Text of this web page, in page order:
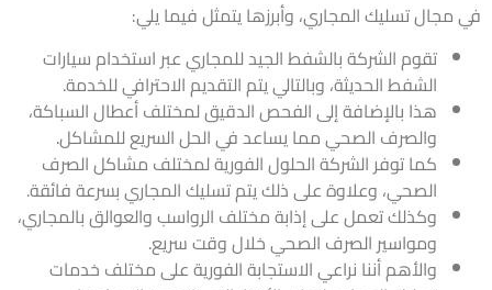
تسليك المجاري، وأبرزها يتمثل فيما يلي:
تقوم الشركة بالشفط الجيد للمجاري عبر استخدام سيارات
الشفط الحديثة، وبالتالي يتم التقديم الاحترافي للخدمة.
هذا بالإضافة إلى الفحص الدقيق لمختلف أعطال السباكة،
والصرف الصحي مما يساعد في الحل السريع للمشاكل.
كما توفر الشركة الحلول الفورية لمختلف مشاكل الصرف
الصحي، وعلاوة على ذلك يتم تسليك المجاري بسرعة فائقة.
وكذلك تعمل على إذابة مختلف الرواسب والعوالق بالمجاري،
ومواسير الصرف الصحي خلال وقت سريع.
والأهم أننا نراعي الاستجابة الفورية على مختلف خدمات